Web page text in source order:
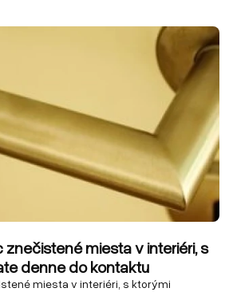
miesta v interiéri, s
denne do kontaktu
miesta v interiéri, s ktorými